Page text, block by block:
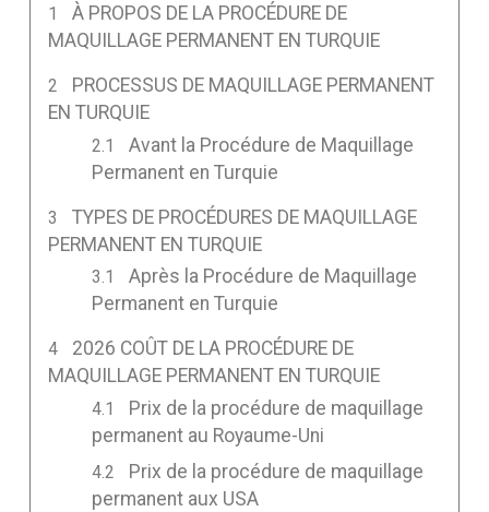
À PROPOS DE LA PROCÉDURE DE
MAQUILLAGE PERMANENT EN TURQUIE
PROCESSUS DE MAQUILLAGE PERMANENT
EN TURQUIE
Avant la Procédure de Maquillage
Permanent en Turquie
TYPES DE PROCÉDURES DE MAQUILLAGE
PERMANENT EN TURQUIE
Après la Procédure de Maquillage
Permanent en Turquie
2026 COÛT DE LA PROCÉDURE DE
MAQUILLAGE PERMANENT EN TURQUIE
Prix de la procédure de maquillage
permanent au Royaume-Uni
Prix de la procédure de maquillage
permanent aux USA